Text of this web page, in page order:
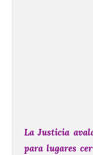
La Justicia
para lugares